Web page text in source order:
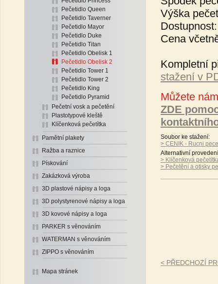
Pečetidlo Queen
Pečetidlo Taverner
Pečetidlo Mayor
Pečetidlo Duke
Pečetidlo Titan
Pečetidlo Obelisk 1
Pečetidlo Obelisk 2
Pečetidlo Tower 1
Pečetidlo Tower 2
Pečetidlo King
Pečetidlo Pyramid
Pečetní vosk a pečetění
Plastotypové kleště
Klíčenková pečetítka
Pamětní plakety
Ražba a raznice
Pískování
Zakázková výroba
3D plastové nápisy a loga
3D polystyrenové nápisy a loga
3D kovové nápisy a loga
PARKER s věnováním
WATERMAN s věnováním
ZIPPO s věnováním
Mapa stránek
Výška
Cena
Kompletní
stažení v
Můžete
ZDE
Soubor ke stažení:
> CENIK - Rucni
Alternativní
> Klíčenková
> Pečetění a otisky
< PŘEDCHOZÍ